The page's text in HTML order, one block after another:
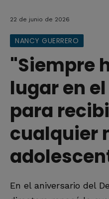
22 de junio de 2026
NANCY GUERRERO
"Siempre
lugar en
para
cualquier
En el aniversario del